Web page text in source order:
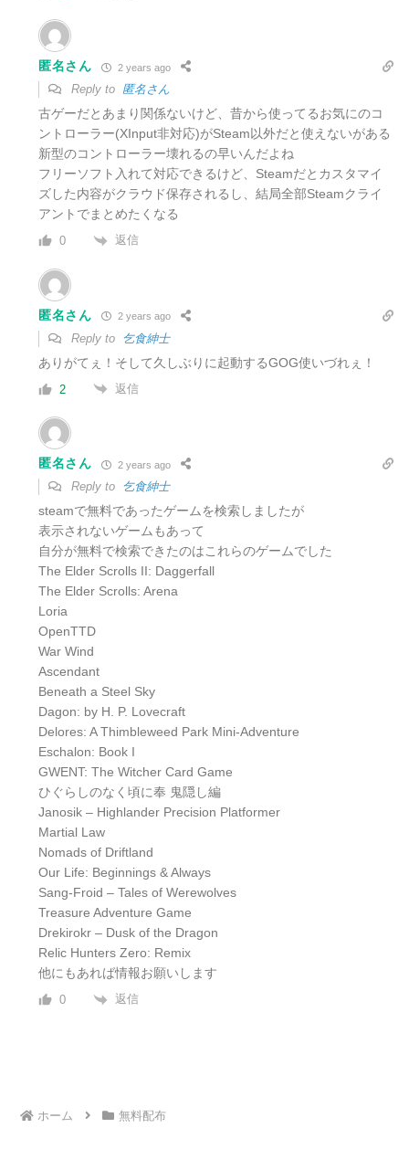
匿名さん 2 years ago
Reply to 匿名さん
古ゲーだとあまり関係ないけど、昔から使ってるお気にのコ
ントローラー(XInput非対応)がSteam以外だと使えないがある
新型のコントローラー壊れるの早いんだよね
フリーソフト入れて対応できるけど、Steamだとカスタマイ
ズした内容がクラウド保存されるし、結局全部Steamクライ
アントでまとめたくなる
0 返信
匿名さん 2 years ago
Reply to 乞食紳士
ありがてぇ！そして久しぶりに起動するGOG使いづれぇ！
2 返信
匿名さん 2 years ago
Reply to 乞食紳士
steamで無料であったゲームを検索しましたが
表示されないゲームもあって
自分が無料で検索できたのはこれらのゲームでした
The Elder Scrolls II: Daggerfall
The Elder Scrolls: Arena
Loria
OpenTTD
War Wind
Ascendant
Beneath a Steel Sky
Dagon: by H. P. Lovecraft
Delores: A Thimbleweed Park Mini-Adventure
Eschalon: Book I
GWENT: The Witcher Card Game
ひぐらしのなく頃に奉 鬼隠し編
Janosik – Highlander Precision Platformer
Martial Law
Nomads of Driftland
Our Life: Beginnings & Always
Sang-Froid – Tales of Werewolves
Treasure Adventure Game
Drekirokr – Dusk of the Dragon
Relic Hunters Zero: Remix
他にもあれば情報お願いします
0 返信
ホーム 無料配布